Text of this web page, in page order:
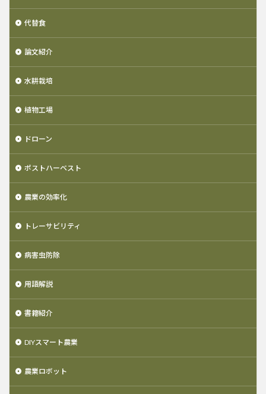
代替食
論文紹介
水耕栽培
植物工場
ドローン
ポストハーベスト
農業の効率化
トレーサビリティ
病害虫防除
用語解説
書籍紹介
DIYスマート農業
農業ロボット